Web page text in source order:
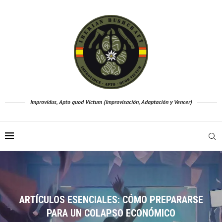
Improvidus, Apto quod Victum (Improvisación, Adaptación y Vencer)
CÓMO PREPARARSE
ECONÓMICO
DOMINA EL ARTE DEL FUEGO: GUÍA DE BUSHCRAFT
LA BRÚJULA: GUÍA
AVENTURAS